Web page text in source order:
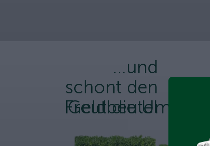
Freut die Umwelt
...und
schont den
Geldbeutel